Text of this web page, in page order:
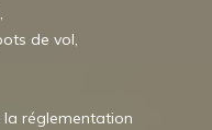
de vol,
réglementation